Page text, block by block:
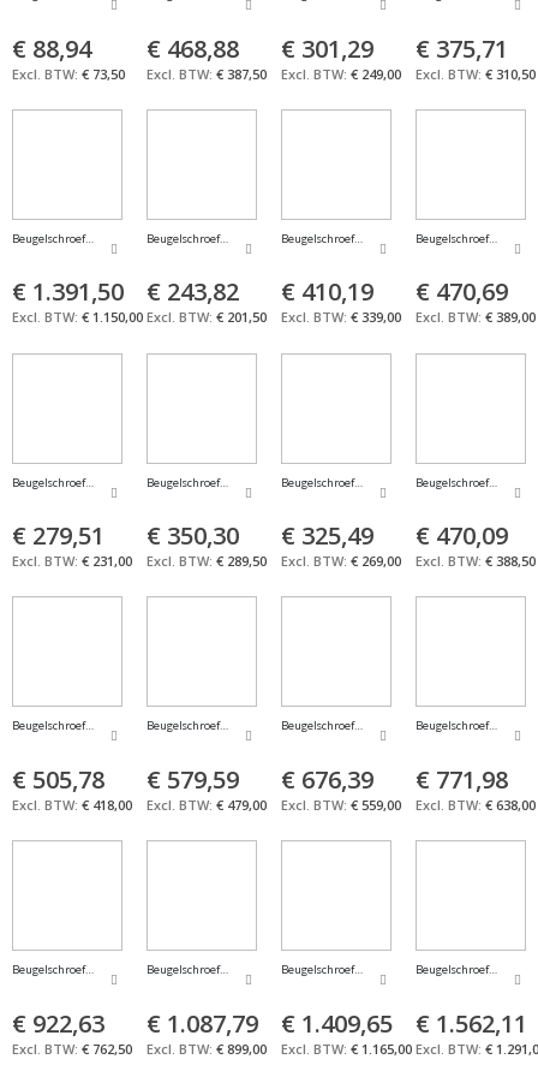
€ 88,94
€ 73,50
€ 468,88
€ 387,50
€ 301,29
€ 249,00
€ 375,71
€ 310,50
Beugelschroefmaat IP65 digitaal in etui 0-100mm FORMAT
€ 1.391,50
€ 1.150,00
Beugelschroefmaat IP65 digitaal in etui 0-25mm FORMAT
€ 243,82
€ 201,50
Beugelschroefmaat IP65 digitaal in etui 100-
€ 410,19
€ 339,00
Beugelschroefmaat
€ 470,69
€ 389,00
Beugelschroefmaat IP65 digitaal in etui 25-50mm FORMAT
€ 279,51
€ 231,00
Beugelschroefmaat IP65 digitaal in etui 75-100mm FORMAT
€ 350,30
€ 289,50
Beugelschroefmaat met eindmaten 0-100mm
€ 325,49
€ 269,00
Beugelschroefmaat
€ 470,09
€ 388,50
Beugelschroefmaat met eindmaten 200-300mm FORMAT
€ 505,78
€ 418,00
Beugelschroefmaat met eindmaten 300-400mm FORMAT
€ 579,59
€ 479,00
Beugelschroefmaat met eindmaten 400-500mm
€ 676,39
€ 559,00
Beugelschroefmaat
€ 771,98
€ 638,00
Beugelschroefmaat met eindmaten 600-700mm FORMAT
€ 922,63
€ 762,50
Beugelschroefmaat met eindmaten 700-800mm FORMAT
€ 1.087,79
€ 899,00
Beugelschroefmaat met eindmaten 800-900mm
€ 1.409,65
€ 1.165,00
Beugelschroefmaat
€ 1.562,11
€